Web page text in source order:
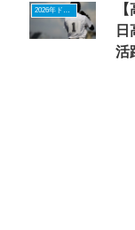
2026年ドラフトニュース
活